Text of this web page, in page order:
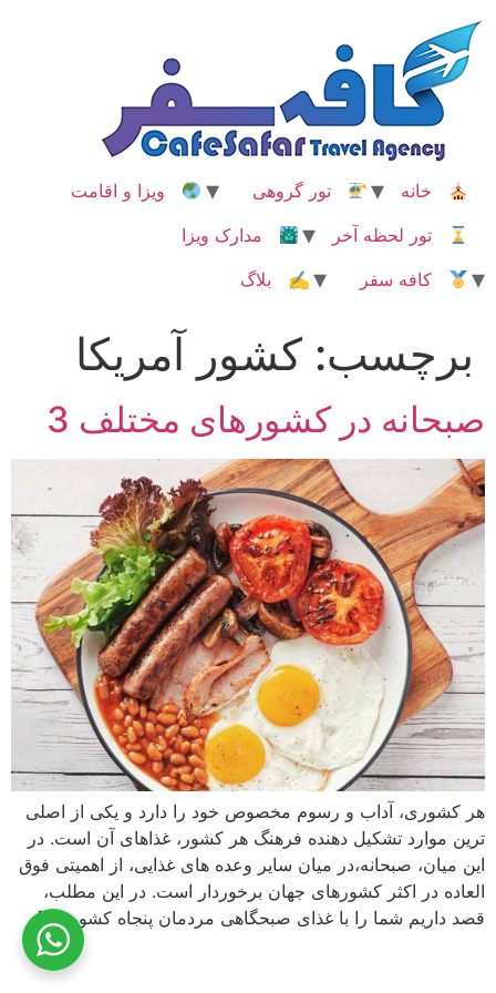
محتوا
خانه تور گروهی
ویزا و اقامت
تور لحظه آخر
مدارک ویزا
کافه سفر
✍ بلاگ
برچسب: کشور آمریکا
صبحانه در کشورهای مختلف 3
هر کشوری، آداب و رسوم مخصوص خود را دارد و یکی از اصلی
ترین موارد تشکیل دهنده فرهنگ هر کشور، غذاهای آن است. در
این میان، صبحانه،‌در میان سایر وعده های غذایی، از اهمیتی فوق
العاده در اکثر کشورهای جهان برخوردار است. در این مطلب،
قصد داریم شما را با غذای صبحگاهی مردمان پنجاه کشور […]